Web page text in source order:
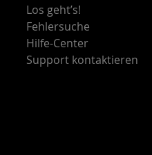
Los geht’s!
Fehlersuche
Hilfe-Center
Support kontaktieren